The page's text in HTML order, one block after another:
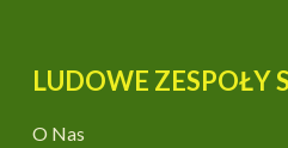
LUDOWE ZESPOŁY
O Nas